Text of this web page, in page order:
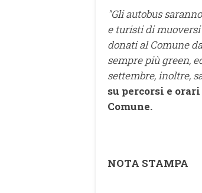
"Gli autobus
e turisti di
donati al Comune
sempre più green,
settembre, inoltre,
su percorsi e
Comune.
NOTA STAMPA